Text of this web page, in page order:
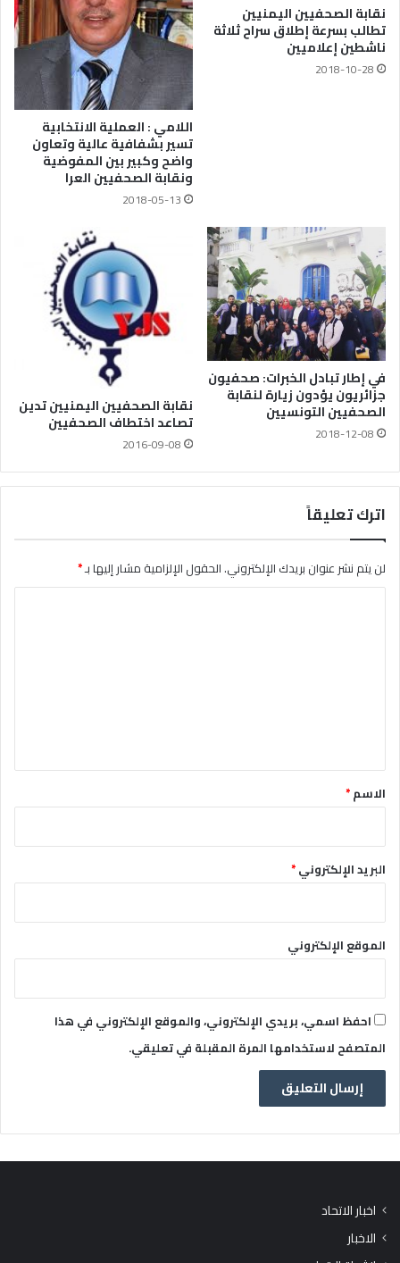
نقابة الصحفيين اليمنيين
تطالب بسرعة إطلاق سراح ثلاثة
ناشطين إعلاميين
2018-10-28
اللامي : العملية الانتخابية
تسير بشفافية عالية وتعاون
واضح وكبير بين المفوضية
ونقابة الصحفيين العرا
2018-05-13
في إطار تبادل الخبرات: صحفيون
جزائريون يؤدون زيارة لنقابة
الصحفيين التونسيين
2018-12-08
نقابة الصحفيين اليمنيين تدين
تصاعد اختطاف الصحفيين
2016-09-08
اترك تعليقاً
لن يتم نشر عنوان بريدك الإلكتروني.الحقول الإلزامية مشار إليها بـ*
*الاسم*
البريد الإلكتروني*
الموقع الإلكتروني
احفظ اسمي، بريدي الإلكتروني، والموقع الإلكتروني في هذا
المتصفح لاستخدامها المرة المقبلة في تعليقي.
اخبار الاتحاد
الاخبار